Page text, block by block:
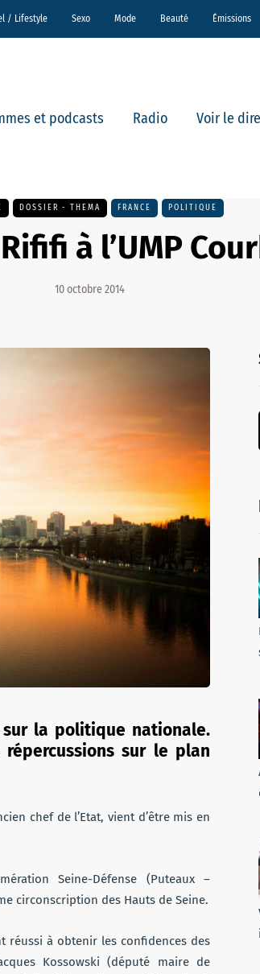
/ Lifestyle Sexo Mode Beauté Émissions
et podcasts Radio Voir le
DOSSIER - THEMA FRANCE POLITIQUE
à l’UMP
10 octobre 2014
sur la politique nationale.
sur le plan
chef de l’Etat, vient d’être mis en
Seine-Défense (Puteaux –
circonscription des Hauts de Seine.
réussi à obtenir les confidences des
Kossowski (député maire de